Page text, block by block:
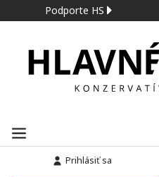
Podporte HS
Prihlásiť sa